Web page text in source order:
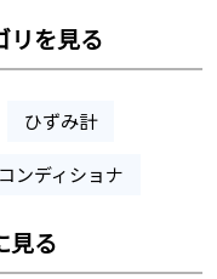
リを見る
ひずみ計
ンディショナ
見る